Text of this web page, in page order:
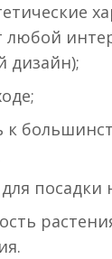
любой
дизайн);
к
посадки